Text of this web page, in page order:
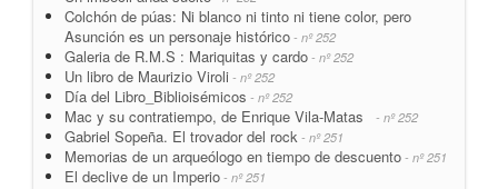
Colchón de púas: Ni blanco ni tinto ni tiene color, pero
Asunción es un personaje histórico - nº 252
Galeria de R.M.S : Mariquitas y cardo - nº 252
Un libro de Maurizio Viroli - nº 252
Día del Libro_Biblioisémicos - nº 252
Mac y su contratiempo, de Enrique Vila-Matas - nº 252
Gabriel Sopeña. El trovador del rock - nº 251
Memorias de un arqueólogo en tiempo de descuento - nº 251
El declive de un Imperio - nº 251